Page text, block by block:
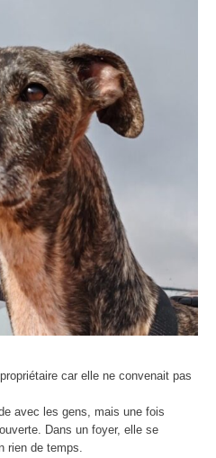
car elle ne convenait pas
avec les gens, mais une fois
Dans un foyer, elle se
rien de temps.